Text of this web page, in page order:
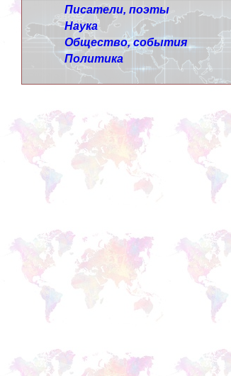
Писатели, поэты
Наука
Общество, события
Политика